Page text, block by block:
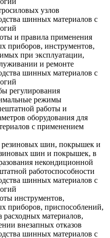
узлов
шинных материалов с
и правила применения
приборов, инструментов,
при эксплуатации,
и ремонте
шинных материалов с
регулирования
режимы
работы и
оборудования для
с применением
резиновых шин, покрышек и
шин и покрышек, в
некондиционной
работоспособности
шинных материалов с
инструментов,
приборов, приспособлений,
расходных материалов,
внезапных отказов
шинных материалов с